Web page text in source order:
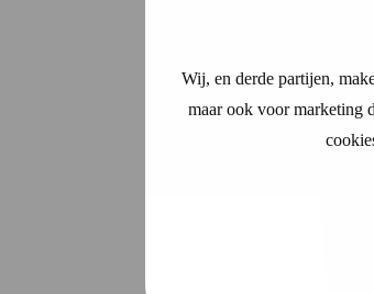
Wij, en derde partijen,
maar ook voor marketing